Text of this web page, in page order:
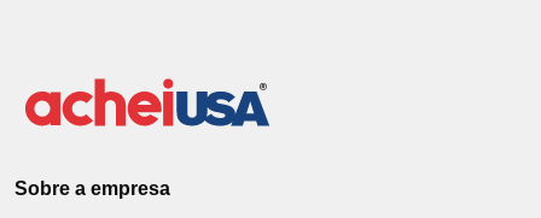
Sobre a empresa